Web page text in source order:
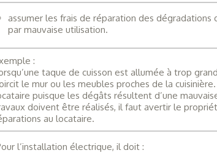
assumer les frais de réparation des
par mauvaise utilisation.
:
taque de cuisson est allumée à trop
le mur ou les meubles proches de la
puisque les dégâts résultent d’une
doivent être réalisés, il faut avertir le
au locataire.
l’installation électrique, il doit :